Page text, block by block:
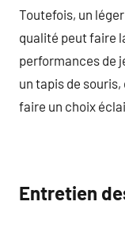
Toutefois, un
qualité peut faire
performances de
un tapis de
faire un choix
Entretien